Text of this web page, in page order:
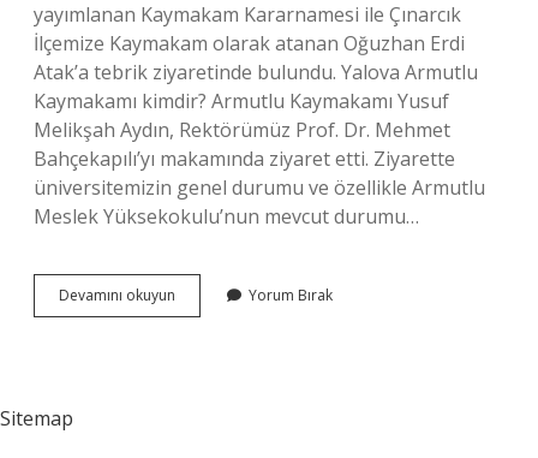
yayımlanan Kaymakam Kararnamesi ile Çınarcık
İlçemize Kaymakam olarak atanan Oğuzhan Erdi
Atak’a tebrik ziyaretinde bulundu. Yalova Armutlu
Kaymakamı kimdir? Armutlu Kaymakamı Yusuf
Melikşah Aydın, Rektörümüz Prof. Dr. Mehmet
Bahçekapılı’yı makamında ziyaret etti. Ziyarette
üniversitemizin genel durumu ve özellikle Armutlu
Meslek Yüksekokulu’nun mevcut durumu…
Devamını okuyun
Termal
Yorum Bırak
Sitemap